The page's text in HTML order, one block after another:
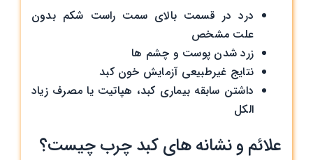
درد در قسمت بالای سمت راست شکم بدون
علت مشخص
زرد شدن پوست و چشم ‌ها
نتایج غیرطبیعی آزمایش خون کبد
داشتن سابقه بیماری کبد، هپاتیت یا مصرف زیاد
الکل
علائم و نشانه های کبد چرب چیست؟